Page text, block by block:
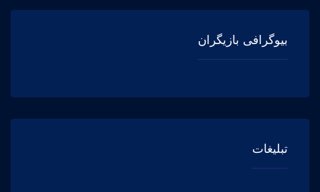
بیوگرافی بازیگران
تبلیغات